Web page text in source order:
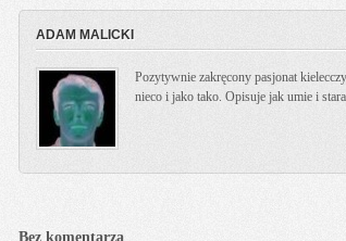
ADAM MALICKI
Pozytywnie zakręcony pasjonat
nieco i jako tako. Opisuje jak umie i
Bez komentarza